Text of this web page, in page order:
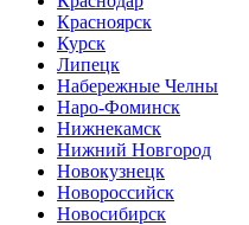
Красноярск
Курск
Липецк
Набережные Челны
Наро-Фоминск
Нижнекамск
Нижний Новгород
Новокузнецк
Новороссийск
Новосибирск